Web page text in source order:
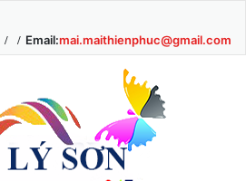
Email:mai.maithienphuc@gmail.com